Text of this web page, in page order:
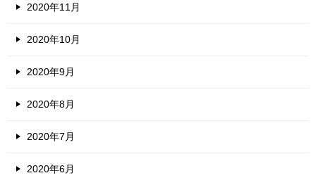
2020年11月
2020年10月
2020年9月
2020年8月
2020年7月
2020年6月